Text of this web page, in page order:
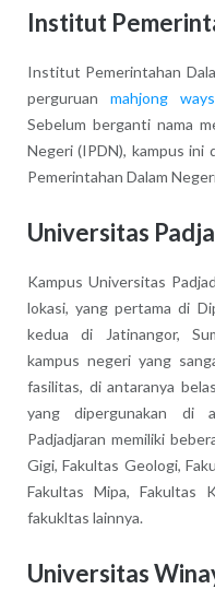
Institut
Institut Pemerintahan
perguruan mahjong
Sebelum berganti nama
Negeri (IPDN), kampus ini
Pemerintahan Dalam
Universitas
Kampus Universitas
lokasi, yang pertama di
kedua di Jatinangor,
kampus negeri yang
fasilitas, di antaranya
yang dipergunakan di
Padjadjaran memiliki
Gigi, Fakultas Geologi,
Fakultas Mipa, Fakultas
fakukltas lainnya.
Universitas